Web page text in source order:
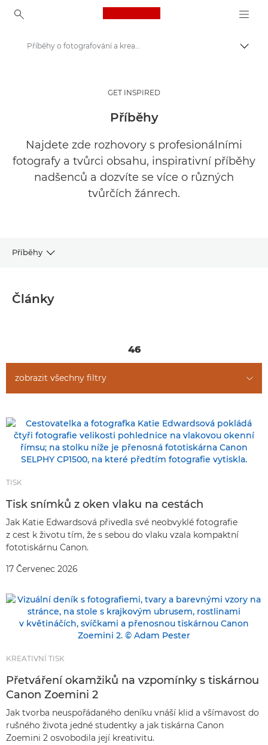
Canon Logo, back to
Get Inspired | Tipy pro fotografování a příručka pro nákup
Příběhy o fotografování a kreativitě
GET INSPIRED
Příběhy
Najdete zde rozhovory s profesionálními
fotografy a tvůrci obsahu, inspirativní příběhy
nadšenců a dozvíte se více o různých
tvůrčích žánrech.
Příběhy
Články
46
zobrazit všechny filtry
TISK
Tisk snímků z oken vlaku na cestách
Jak Katie Edwardsová přivedla své neobvyklé fotografie
z cest k životu tím, že s sebou do vlaku vzala kompaktní
fototiskárnu Canon.
17 Červenec 2026
KREATIVNÍ TISK
Přetváření okamžiků na vzpomínky s tiskárnou
Canon Zoemini 2
Jak tvorba neuspořádaného deníku vnáší klid a všímavost do
rušného života jedné studentky a jak tiskárna Canon
Zoemini 2 osvobodila její kreativitu.